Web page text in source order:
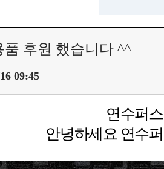
후원 했습니다 ^^
09:45
연수퍼
안녕하세요 연수